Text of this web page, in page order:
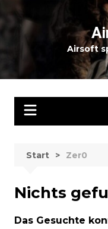
Inhalt
springen
Airsoft
Start Zer0
Nichts
Das Gesuchte